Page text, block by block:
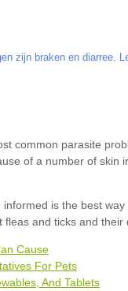
zijn braken en diarree.
Cause
For Pets
And Tablets